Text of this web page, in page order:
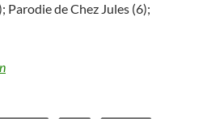
Parodie de Chez Jules (6);